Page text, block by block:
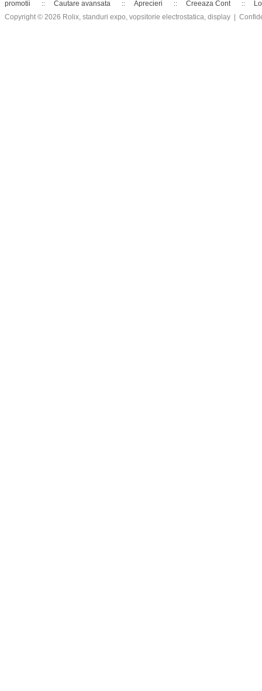
promotii Cautare avansata Aprecieri Creeaza Cont
Copyright © 2026 Rolix, standuri expo, vopsitorie electrostatica, display |